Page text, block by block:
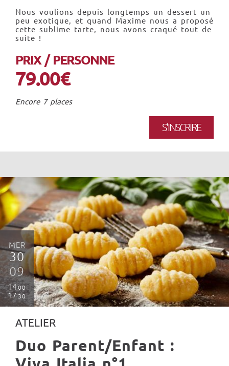
Nous voulions depuis longtemps un dessert un
peu exotique, et quand Maxime nous a proposé
cette sublime tarte, nous avons craqué tout de
suite !
PRIX / PERSONNE
79.00€
Encore 7 places
S'INSCRIRE
MER
30
09
14 00
1730
ATELIER
Duo Parent/Enfant :